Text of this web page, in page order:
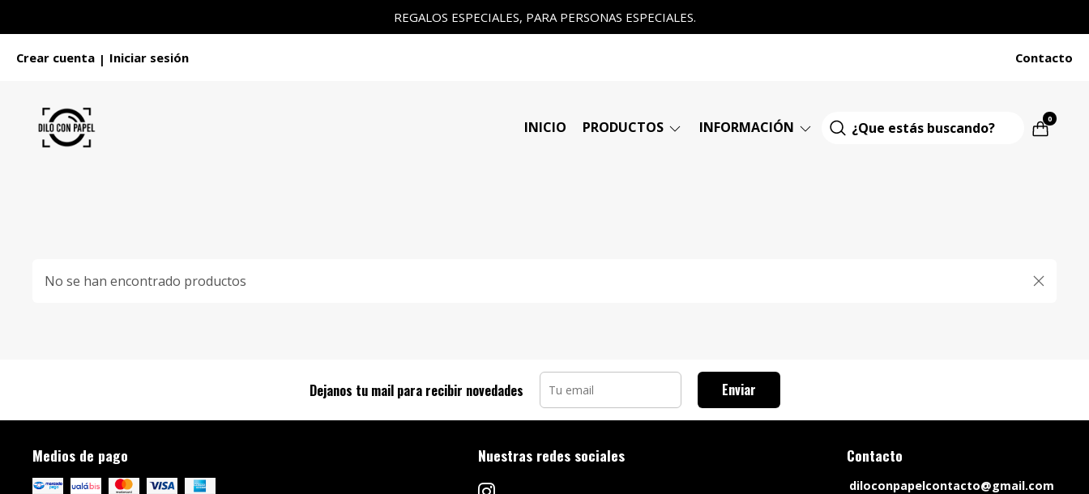
REGALOS ESPECIALES, PARA PERSONAS ESPECIALES.
Crear cuenta | Iniciar sesión Contacto
INICIO PRODUCTOS INFORMACIÓN 0
No se han encontrado productos
Dejanos tu mail para recibir novedades Enviar
Medios de pago Nuestras redes sociales Contacto
diloconpapelcontacto@gmail.com